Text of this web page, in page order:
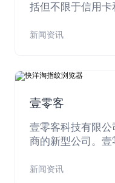
括但不限于信用
付解决方案，以
业务需求，并为您
提供商，为全球商
新闻资讯
壹零客
壹零客科技有限
商的新型公司。
解决产品外销过
新闻资讯